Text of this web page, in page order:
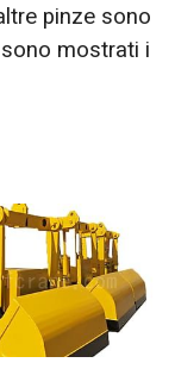
pinze sono
mostrati i